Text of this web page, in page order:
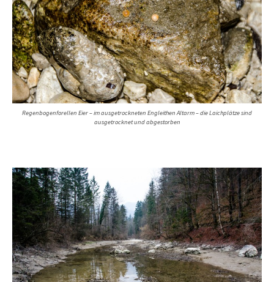
Regenbogenforellen Eier – im ausgetrockneten Engleithen Altarm – die Laichplätze sind
ausgetrocknet und abgestorben